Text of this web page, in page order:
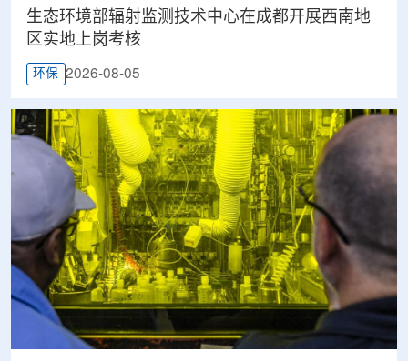
生态环境部辐射监测技术中心在成都开展西南地
区实地上岗考核
环保 2026-08-05